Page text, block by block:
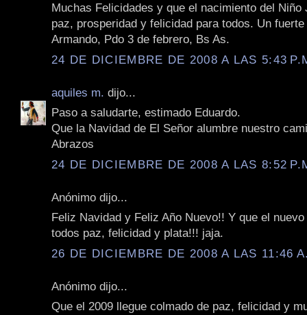
Muchas Felicidades y que el nacimiento del Niño
paz, prosperidad y felicidad para todos. Un
Armando, Pdo 3 de febrero, Bs As.
24 DE DICIEMBRE DE 2008 A LAS 5:43
aquiles m. dijo...
Paso a saludarte, estimado Eduardo.
Que la Navidad de El Señor alumbre nuestro
Abrazos
24 DE DICIEMBRE DE 2008 A LAS 8:52
Anónimo dijo...
Feliz Navidad y Feliz Año Nuevo!! Y que el
todos paz, felicidad y plata!!! jaja.
26 DE DICIEMBRE DE 2008 A LAS 11:46
Anónimo dijo...
Que el 2009 llegue colmado de paz, felicidad y